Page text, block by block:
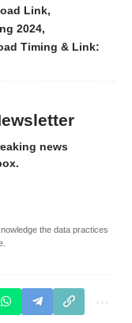
Link
2024
Timing & Link:
news
the data practices